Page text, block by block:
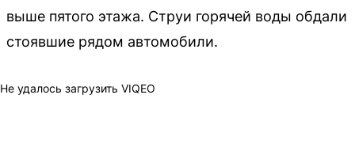
выше пятого этажа. Струи горячей воды обдали
стоявшие рядом автомобили.
Не удалось загрузить VIQEO